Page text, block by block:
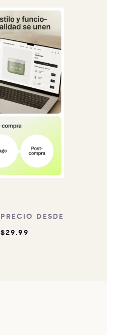
PRECIO DESDE
$29.99